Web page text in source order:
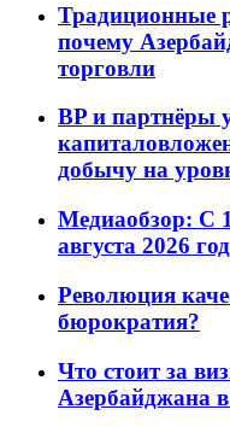
Традиционные
почему
торговли
BP и партнёры
добычу на
Медиаобзор: С
августа 2026
Революция
бюрократия?
Что стоит за
Азербайджана